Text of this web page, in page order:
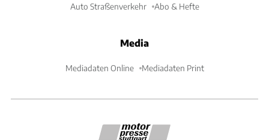
Auto Straßenverkehr Abo & Hefte
Media
Mediadaten Online Mediadaten Print